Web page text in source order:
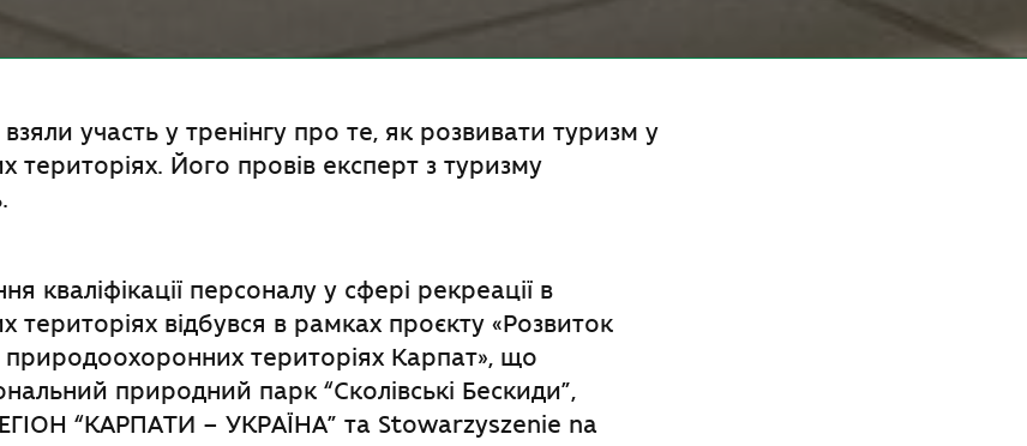
участь у тренінгу про те, як розвивати туризм у
територіях. Його провів експерт з туризму
кваліфікації персоналу у сфері рекреації в
відбувся в рамках проєкту «Розвиток
природоохоронних територіях Карпат», що
природний парк “Сколівські Бескиди”,
“КАРПАТИ – УКРАЇНА” та Stowarzyszenie na